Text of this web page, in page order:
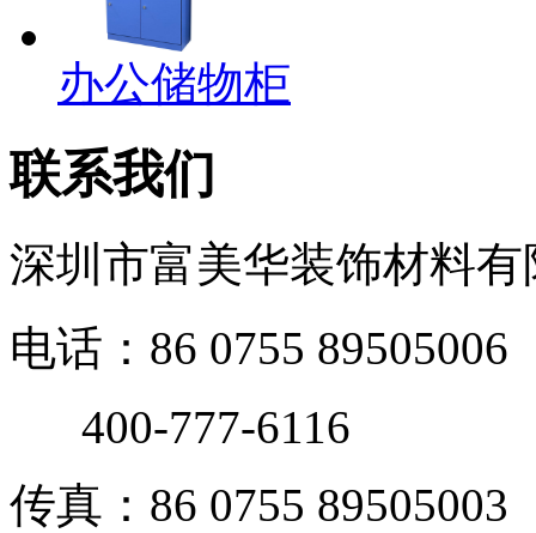
办公储物柜
联系我们
深圳市富美华装饰材料有
电话：86 0755 89505006
400-777-6116
传真：86 0755 89505003